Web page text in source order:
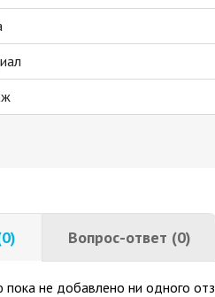
Вопрос-ответ (0)
не добавлено ни одного